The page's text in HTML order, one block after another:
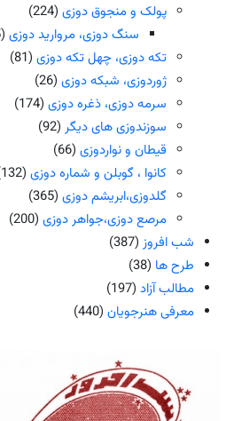
پولک و منجوق دوزی (224)
سنگ دوزی، مروارید دوزی(205)
تکه دوزی، چهل تکه دوزی (81)
ژوردوزی، شبکه دوزی (26)
سرمه دوزی، ذغره دوزی (174)
سوزندوزی های دیگر (92)
قیطان و نواردوزی (66)
کانوا ، گوبلن و شماره دوزی (132)
گلدوزی،ابریشم دوزی (365)
مرصع دوزی،جواهر دوزی (200)
شب افروز (387)
طرح ها (38)
مطالب آزاد (197)
معرفی هنرجویان (440)